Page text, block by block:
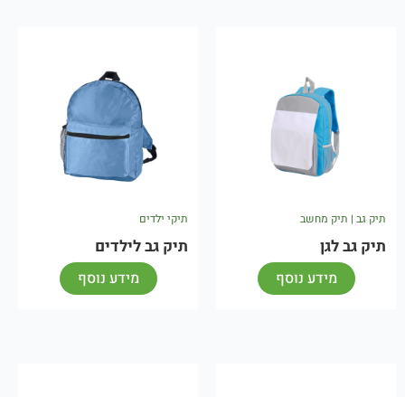
תיק גב | תיק מחשב
תיק גב לגן
מידע נוסף
תיקי ילדים
תיק גב לילדים
מידע נוסף